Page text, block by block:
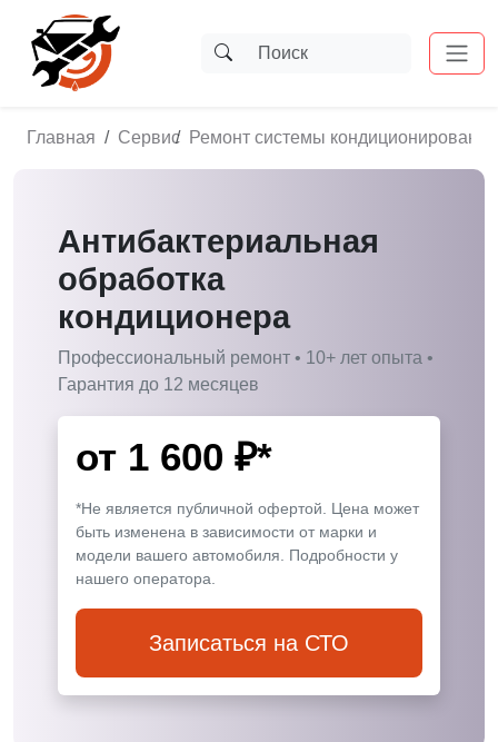
Главная Сервис Ремонт системы кондиционирования
Антибактериальная
обработка
кондиционера
Профессиональный ремонт • 10+ лет опыта •
Гарантия до 12 месяцев
от 1 600 ₽*
*Не является публичной офертой. Цена может
быть изменена в зависимости от марки и
модели вашего автомобиля. Подробности у
нашего оператора.
Записаться на СТО